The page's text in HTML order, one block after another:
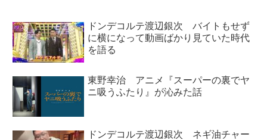
ドンデコルテ渡辺銀次 バイトもせず
に横になって動画ばかり見ていた時代
を語る
東野幸治 アニメ『スーパーの裏でヤ
ニ吸うふたり』が沁みた話
ドンデコルテ渡辺銀次 ネギ油チャー